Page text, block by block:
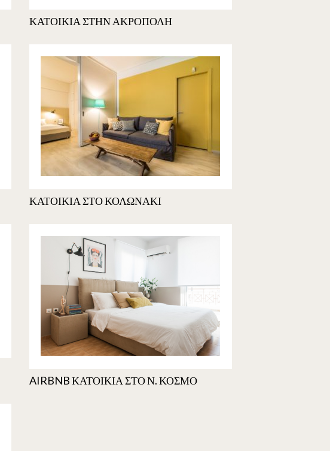
ΚΑΤΟΙΚΙΑ ΣΤΗΝ ΑΚΡΟΠΟΛΗ
ΚΑΤΟΙΚΙΑ ΣΤΟ ΚΟΛΩΝΑΚΙ
AIRBNB ΚΑΤΟΙΚΙΑ ΣΤΟ Ν. ΚΟΣΜΟ